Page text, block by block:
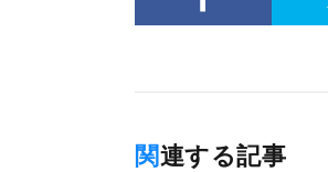
関連する記事